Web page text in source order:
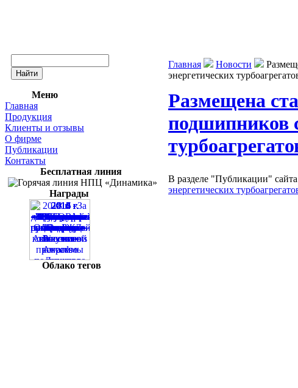
Меню
Главная
Продукция
Клиенты и отзывы
О фирме
Публикации
Контакты
Бесплатная линия
Награды
Облако тегов
Главная Новости
энергетических
Размещена
подшипников
В разделе "Публикации"
энергетических